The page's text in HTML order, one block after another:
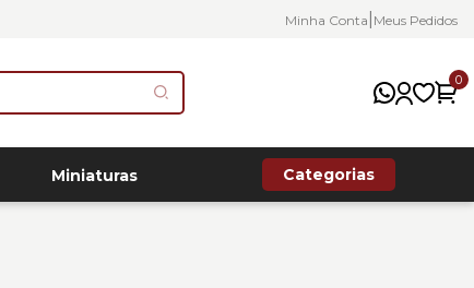
Minha Conta Meus Pedidos
0
Miniaturas Categorias